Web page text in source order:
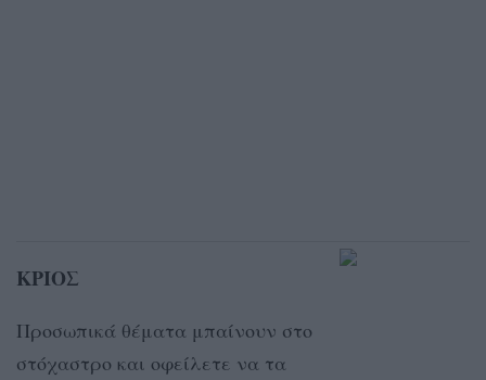
ΚΡΙΟΣ
Προσωπικά θέματα μπαίνουν στο
στόχαστρο και οφείλετε να τα